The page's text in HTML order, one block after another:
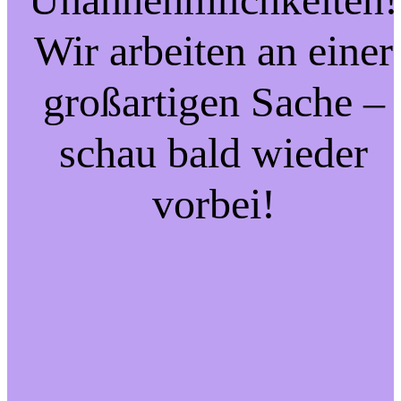
Wir arbeiten an einer
großartigen Sache –
schau bald wieder
vorbei!